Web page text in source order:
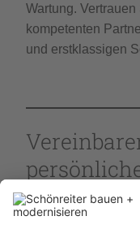
Wartung.
kompetenten
und erstklassigen